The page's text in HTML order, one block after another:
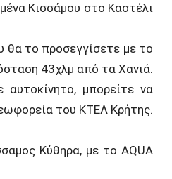
Κισσάμου στο Καστέλι
θα το προσεγγίσετε με το
43χλμ από τα Χανιά.
αυτοκίνητο, μπορείτε να
του ΚΤΕΛ Κρήτης.
Κύθηρα, με το AQUA